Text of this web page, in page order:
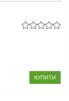
КУПИТИ